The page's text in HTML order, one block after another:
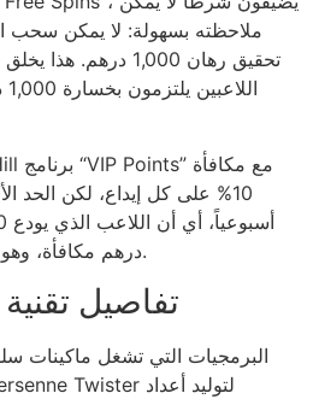
تحقيق رهان 1,000
درهم مكافأة، وهو ما يقل عن 10% في الواقع.
تفاصيل تقنية
البرمجيات التي تشغل ماكينات